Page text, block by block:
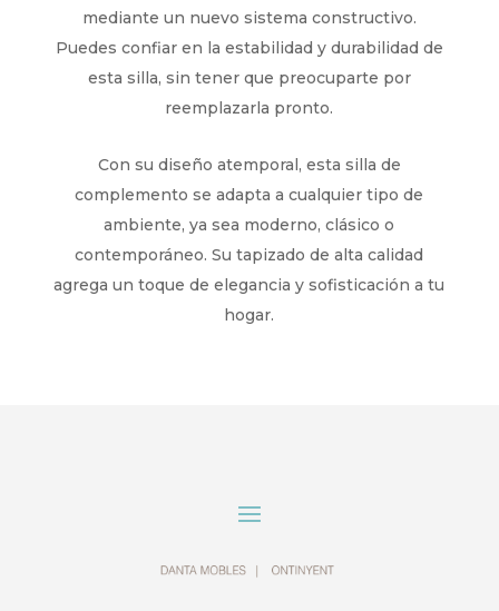
mediante un nuevo sistema constructivo.
Puedes confiar en la estabilidad y durabilidad de
esta silla, sin tener que preocuparte por
reemplazarla pronto.
Con su diseño atemporal, esta silla de
complemento se adapta a cualquier tipo de
ambiente, ya sea moderno, clásico o
contemporáneo. Su tapizado de alta calidad
agrega un toque de elegancia y sofisticación a tu
hogar.